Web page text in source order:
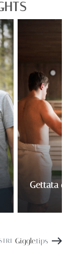
Gettata di
Giggle.tips